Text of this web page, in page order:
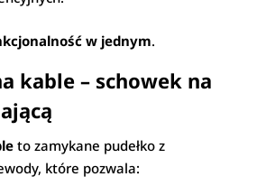
w jednym.
kable – schowek na
to zamykane pudełko z
które pozwala: